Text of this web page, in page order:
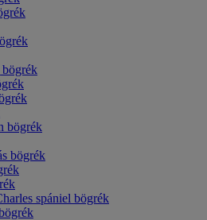
bögrék
bögrék
spániel bögrék